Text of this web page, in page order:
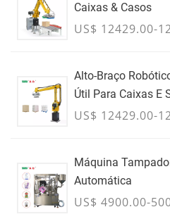
Caixas & Casos
US$ 12429.00-
Alto-Braço
Útil Para Caixas E
Granel - JULHO
US$ 12429.00-
Máquina
Automática
US$ 4900.00-